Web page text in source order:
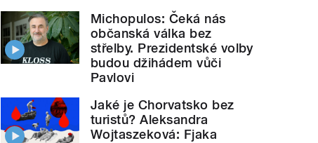
Michopulos: Čeká nás
občanská válka bez
střelby. Prezidentské volby
budou džihádem vůči
Pavlovi
Jaké je Chorvatsko bez
turistů? Aleksandra
Wojtaszeková: Fjaka